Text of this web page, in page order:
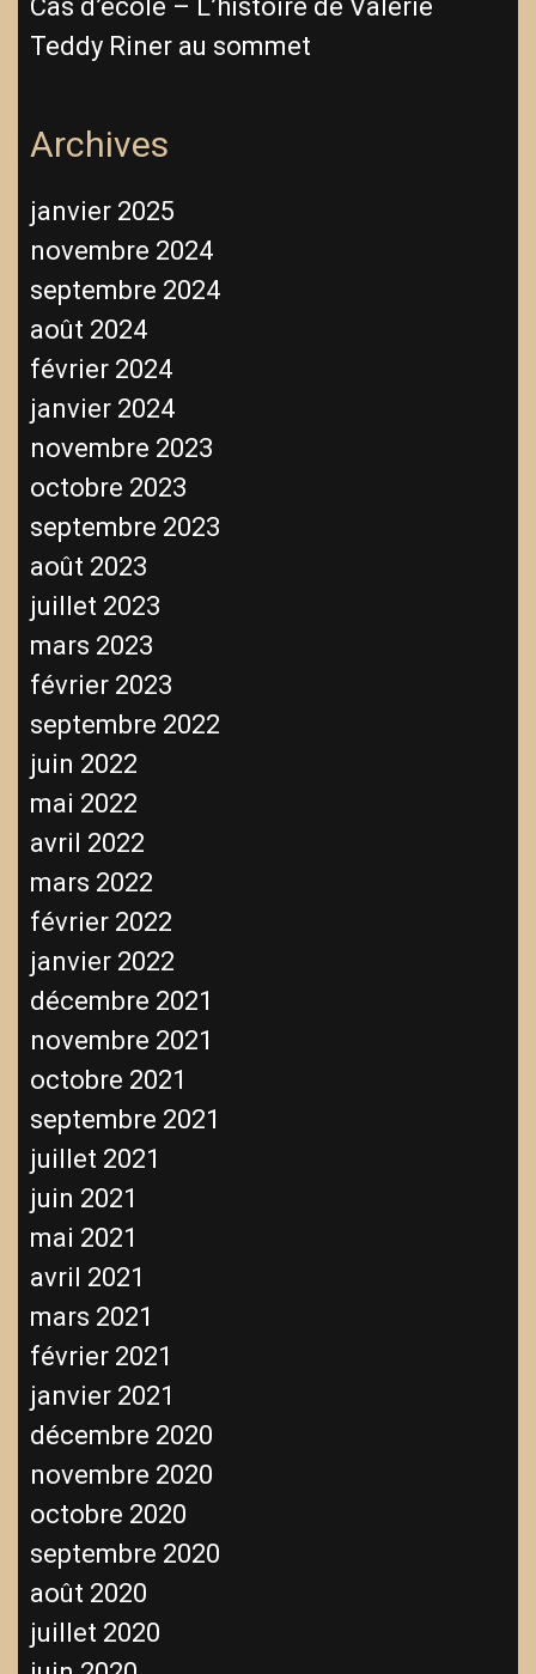
Cas d’école – L’histoire de Valérie
Teddy Riner au sommet
Archives
janvier 2025
novembre 2024
septembre 2024
août 2024
février 2024
janvier 2024
novembre 2023
octobre 2023
septembre 2023
août 2023
juillet 2023
mars 2023
février 2023
septembre 2022
juin 2022
mai 2022
avril 2022
mars 2022
février 2022
janvier 2022
décembre 2021
novembre 2021
octobre 2021
septembre 2021
juillet 2021
juin 2021
mai 2021
avril 2021
mars 2021
février 2021
janvier 2021
décembre 2020
novembre 2020
octobre 2020
septembre 2020
août 2020
juillet 2020